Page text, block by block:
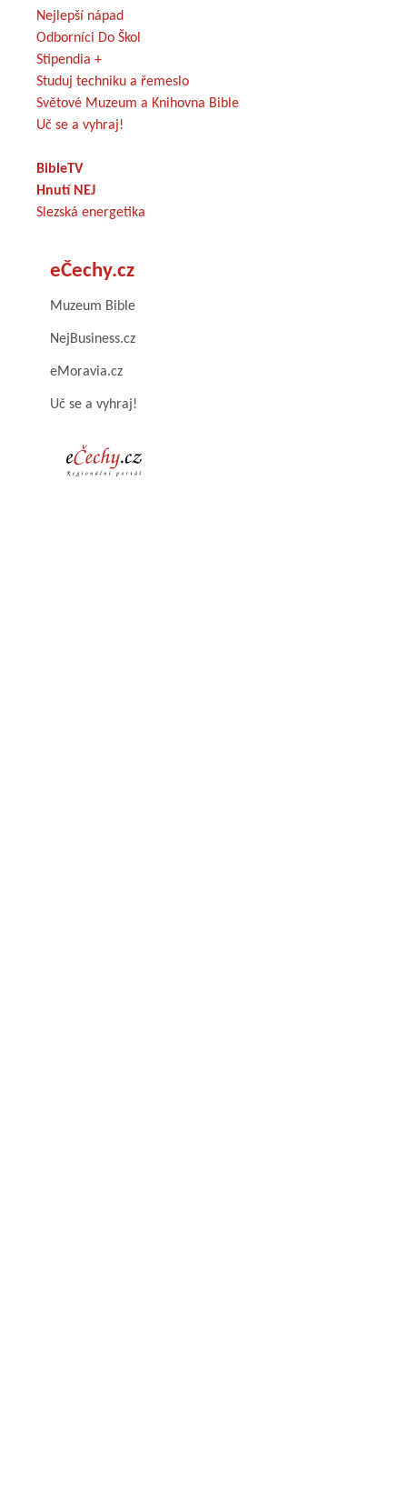
Nejlepší nápad
Odborníci Do Škol
Stipendia +
Studuj techniku a řemeslo
Světové Muzeum a Knihovna Bible
Uč se a vyhraj!
BibleTV
Hnutí NEJ
Slezská energetika
eČechy.cz
Muzeum Bible
NejBusiness.cz
eMoravia.cz
Uč se a vyhraj!